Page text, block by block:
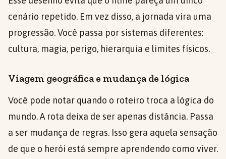
cenário repetido. Em vez disso, a jornada vira uma
progressão. Você passa por sistemas diferentes:
cultura, magia, perigo, hierarquia e limites físicos.
Viagem geográfica e mudança de lógica
Você pode notar quando o roteiro troca a lógica do
mundo. A rota deixa de ser apenas distância. Passa
a ser mudança de regras. Isso gera aquela sensação
de que o herói está sempre aprendendo como viver.